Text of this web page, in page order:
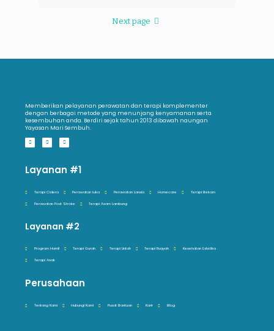
Next page
Memberikan pelayanan perawatan dan terapi komplementer
dengan berbagai metode yang menunjang kenyamanan serta
kesembuhan anda. Berdiri sejak tahun 2013 dibawah naungan
Yayasan Mari Sembuh.
Layanan #1
Terapi Cidera Perawatan Luka Perawatan Lansia Homecare Terapi Bekam
Perawatan Post Stroke Terapi Asam Lambung
Layanan #2
Program Hamil Terapi Gurah Terapi Lintah Terapi Ruqyah Kesehatan Estetika
Terapi Anak
Perusahaan
Tentang Kami Hubungi Kami Pusat Bantuan Karir Blog